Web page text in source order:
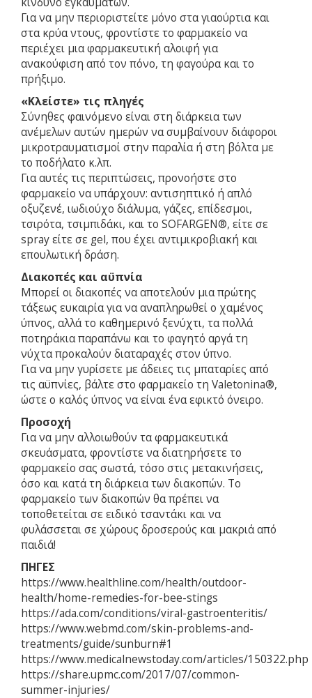
Για να μην περιοριστείτε μόνο στα γιαούρτια και
στα κρύα ντους, φροντίστε το φαρμακείο να
περιέχει μια φαρμακευτική αλοιφή για
ανακούφιση από τον πόνο, τη φαγούρα και το
πρήξιμο.
«Κλείστε» τις πληγές
Σύνηθες φαινόμενο είναι στη διάρκεια των
ανέμελων αυτών ημερών να συμβαίνουν διάφοροι
μικροτραυματισμοί στην παραλία ή στη βόλτα με
το ποδήλατο κ.λπ.
Για αυτές τις περιπτώσεις, προνοήστε στο
φαρμακείο να υπάρχουν: αντισηπτικό ή απλό
οξυζενέ, ιωδιούχο διάλυμα, γάζες, επίδεσμοι,
τσιρότα, τσιμπιδάκι, και το SOFARGEN®, είτε σε
spray είτε σε gel, που έχει αντιμικροβιακή και
επουλωτική δράση.
Διακοπές και αϋπνία
Μπορεί οι διακοπές να αποτελούν μια πρώτης
τάξεως ευκαιρία για να αναπληρωθεί ο χαμένος
ύπνος, αλλά το καθημερινό ξενύχτι, τα πολλά
ποτηράκια παραπάνω και το φαγητό αργά τη
νύχτα προκαλούν διαταραχές στον ύπνο.
Για να μην γυρίσετε με άδειες τις μπαταρίες από
τις αϋπνίες, βάλτε στο φαρμακείο τη Valetonina®,
ώστε ο καλός ύπνος να είναι ένα εφικτό όνειρο.
Προσοχή
Για να μην αλλοιωθούν τα φαρμακευτικά
σκευάσματα, φροντίστε να διατηρήσετε το
φαρμακείο σας σωστά, τόσο στις μετακινήσεις,
όσο και κατά τη διάρκεια των διακοπών. Το
φαρμακείο των διακοπών θα πρέπει να
τοποθετείται σε ειδικό τσαντάκι και να
φυλάσσεται σε χώρους δροσερούς και μακριά από
παιδιά!
ΠΗΓΕΣ
https://www.healthline.com/health/outdoor-
health/home-remedies-for-bee-stings
https://ada.com/conditions/viral-gastroenteritis/
https://www.webmd.com/skin-problems-and-
treatments/guide/sunburn#1
https://www.medicalnewstoday.com/articles/150322.php
https://share.upmc.com/2017/07/common-
summer-injuries/